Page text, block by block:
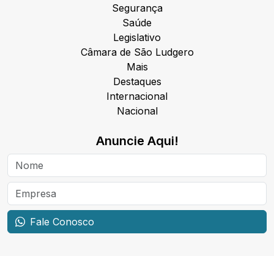
Segurança
Saúde
Legislativo
Câmara de São Ludgero
Mais
Destaques
Internacional
Nacional
Anuncie Aqui!
Fale Conosco